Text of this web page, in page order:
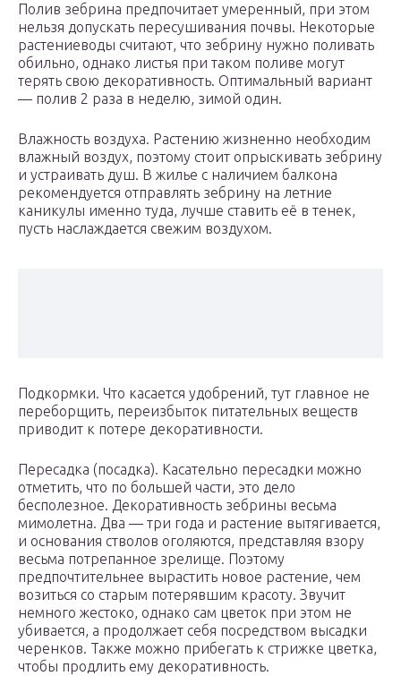
Полив зебрина предпочитает умеренный, при этом
нельзя допускать пересушивания почвы. Некоторые
растениеводы считают, что зебрину нужно поливать
обильно, однако листья при таком поливе могут
терять свою декоративность. Оптимальный вариант
— полив 2 раза в неделю, зимой один.
Влажность воздуха. Растению жизненно необходим
влажный воздух, поэтому стоит опрыскивать зебрину
и устраивать душ. В жилье с наличием балкона
рекомендуется отправлять зебрину на летние
каникулы именно туда, лучше ставить её в тенек,
пусть наслаждается свежим воздухом.
Подкормки. Что касается удобрений, тут главное не
переборщить, переизбыток питательных веществ
приводит к потере декоративности.
Пересадка (посадка). Касательно пересадки можно
отметить, что по большей части, это дело
бесполезное. Декоративность зебрины весьма
мимолетна. Два — три года и растение вытягивается,
и основания стволов оголяются, представляя взору
весьма потрепанное зрелище. Поэтому
предпочтительнее вырастить новое растение, чем
возиться со старым потерявшим красоту. Звучит
немного жестоко, однако сам цветок при этом не
убивается, а продолжает себя посредством высадки
черенков. Также можно прибегать к стрижке цветка,
чтобы продлить ему декоративность.